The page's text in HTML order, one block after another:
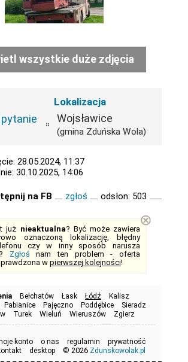
wszystkie duże zdjęcia
Lokalizacja
Wojsławice
(gmina Zduńska Wola)
28.05.2024, 11:37
30.10.2025, 14:06
na FB zgłoś odsłon: 503
już nieaktualna? Być może zawiera
oznaczoną lokalizację, błędny
czy w inny sposób narusza
Zgłoś nam ten problem - oferta
w pierwszej kolejności!
⊗
Bełchatów Łask Łódź
Kalisz
Pabianice Pajęczno Poddębice
Sieradz
Turek Wieluń Wieruszów Zgierz
konto o nas regulamin
prywatność
desktop © 2026 Zdunskowolak.pl